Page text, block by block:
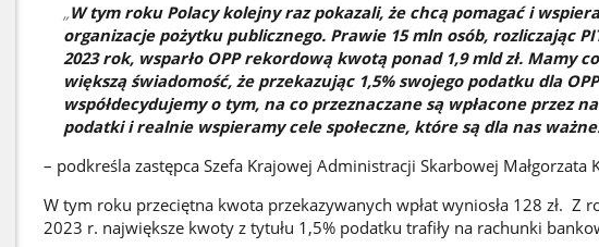
W tym roku Polacy kolejny raz pokazali, że chcą pomagać i
organizacje pożytku publicznego. Prawie 15 mln osób, rozliczając
2023 rok, wsparło OPP rekordową kwotą ponad 1,9 mld zł. Mamy
większą świadomość, że przekazując 1,5% swojego podatku dla OPP
współdecydujemy o tym, na co przeznaczane są wpłacone przez
podatki i realnie wspieramy cele społeczne, które są dla nas
– podkreśla zastępca Szefa Krajowej Administracji Skarbowej Małgorzata
W tym roku przeciętna kwota przekazywanych wpłat wyniosła 128 zł. Z
2023 r. największe kwoty z tytułu 1,5% podatku trafiły na rachunki